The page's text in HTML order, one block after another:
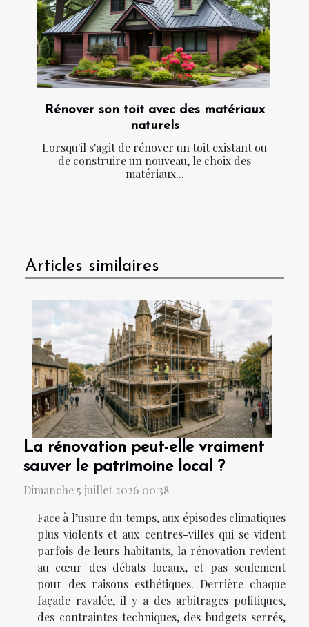
Rénover son toit avec des matériaux
naturels
Lorsqu'il s'agit de rénover un toit existant ou
de construire un nouveau, le choix des
matériaux...
Articles similaires
La rénovation peut-elle vraiment
sauver le patrimoine local ?
Dimanche 5 juillet 2026 00:38
Face à l’usure du temps, aux épisodes climatiques
plus violents et aux centres-villes qui se vident
parfois de leurs habitants, la rénovation revient
au cœur des débats locaux, et pas seulement
pour des raisons esthétiques. Derrière chaque
façade ravalée, il y a des arbitrages politiques,
des contraintes techniques, des budgets serrés,